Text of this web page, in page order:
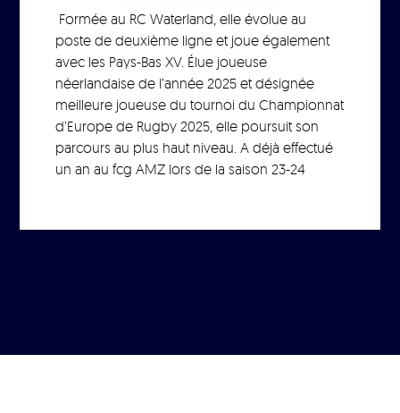
Formée au RC Waterland, elle évolue au
poste de deuxième ligne et joue également
avec les Pays-Bas XV. Élue joueuse
néerlandaise de l’année 2025 et désignée
meilleure joueuse du tournoi du Championnat
d’Europe de Rugby 2025, elle poursuit son
parcours au plus haut niveau. A déjà effectué
un an au fcg AMZ lors de la saison 23-24